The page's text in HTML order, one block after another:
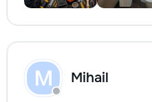
M Mihail